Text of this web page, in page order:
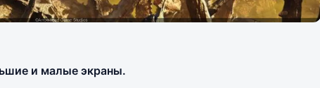
и малые экраны.